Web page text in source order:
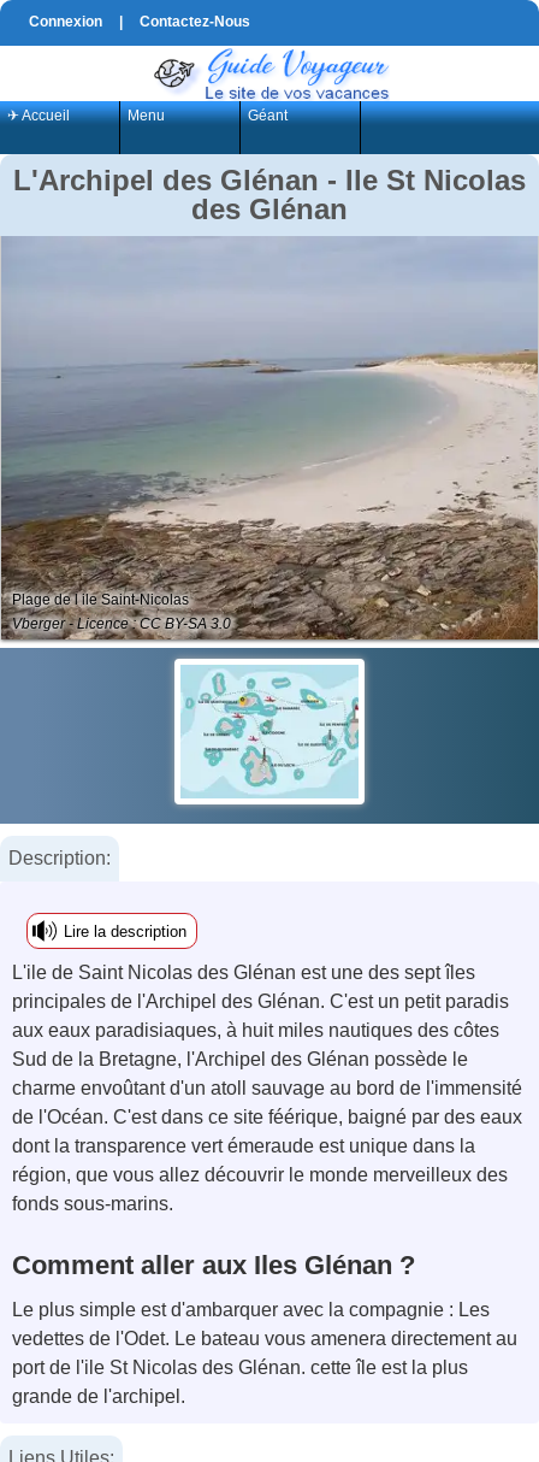
Connexion Contactez-Nous
✈ Accueil Menu Géant
L'Archipel des Glénan - Ile St Nicolas
des Glénan
Plage de l ile Saint-Nicolas
Vberger - Licence : CC BY-SA 3.0
Description:
Lire la description
L'ile de Saint Nicolas des Glénan est une des sept îles
principales de l'Archipel des Glénan. C'est un petit paradis
aux eaux paradisiaques, à huit miles nautiques des côtes
Sud de la Bretagne, l'Archipel des Glénan possède le
charme envoûtant d'un atoll sauvage au bord de l'immensité
de l'Océan. C'est dans ce site féérique, baigné par des eaux
dont la transparence vert émeraude est unique dans la
région, que vous allez découvrir le monde merveilleux des
fonds sous-marins.
Comment aller aux Iles Glénan ?
Le plus simple est d'ambarquer avec la compagnie : Les
vedettes de l'Odet. Le bateau vous amenera directement au
port de l'ile St Nicolas des Glénan. cette île est la plus
grande de l'archipel.
Liens Utiles: